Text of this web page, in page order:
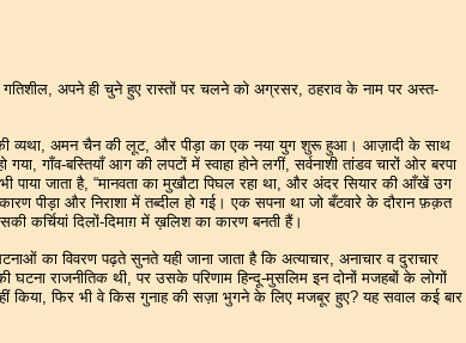
गतिशील, अपने ही चुने हुए रास्तों पर चलने को अग्रसर, ठहराव के नाम पर अस्त-
व्यथा, अमन चैन की लूट, और पीड़ा का एक नया युग शुरू हुआ। आज़ादी के साथ
गाँव-बस्तियाँ आग की लपटों में स्वाहा होने लगीं, सर्वनाशी तांडव चारों ओर बरपा
पाया जाता है, “मानवता का मुखौटा पिघल रहा था, और अंदर सियार की आँखें उग
पीड़ा और निराशा में तब्दील हो गई। एक सपना था जो बँटवारे के दौरान फ़क़त
कर्चियां दिलों-दिमाग़ में ख़लिश का कारण बनती हैं।
का विवरण पढ़ते सुनते यही जाना जाता है कि अत्याचार, अनाचार व दुराचार
घटना राजनीतिक थी, पर उसके परिणाम हिन्दू-मुसलिम इन दोनों मजहबों के लोगों
किया, फिर भी वे किस गुनाह की सज़ा भुगने के लिए मजबूर हुए? यह सवाल कई बार